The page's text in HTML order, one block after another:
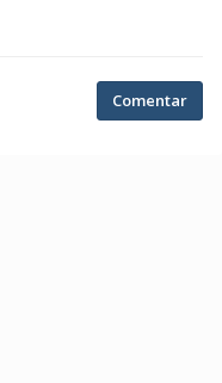
Comentar